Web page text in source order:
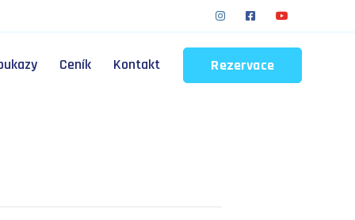
Ceník Kontakt Rezervace